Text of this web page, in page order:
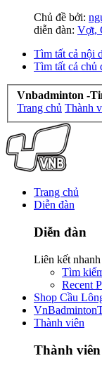
Chủ đề bởi:
diễn đàn: Vợt,
Tìm tất cả nội
Tìm tất cả chủ
Vnbadminton -
Trang chủ Thành
Trang chủ
Diễn đàn
Diễn đàn
Liên kết nhanh
Tìm
Recent
Shop Cầu
Thành viên
Thành viên